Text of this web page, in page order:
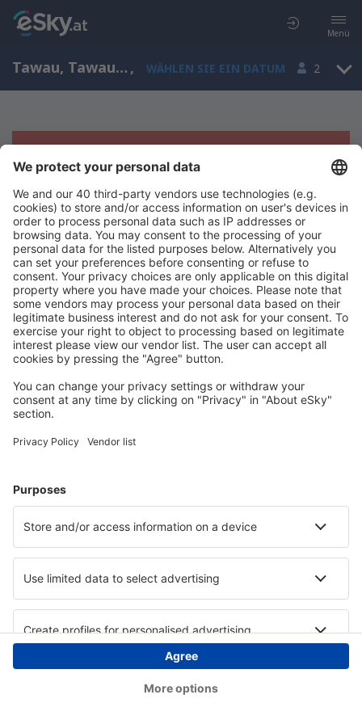
Menü
Tawau, Tawau Airport, Sabah, Malaysia (TWU) , WÄHLEN SIE EIN DATUM 2
Es tut uns leid, wir können keine
Ergebnisse aufzeigen
Bitte starten Sie Ihre Suche erneut mit anderen Suchkriterien.
Copyright © eSky.at. Alle Rechte vorbehalten.